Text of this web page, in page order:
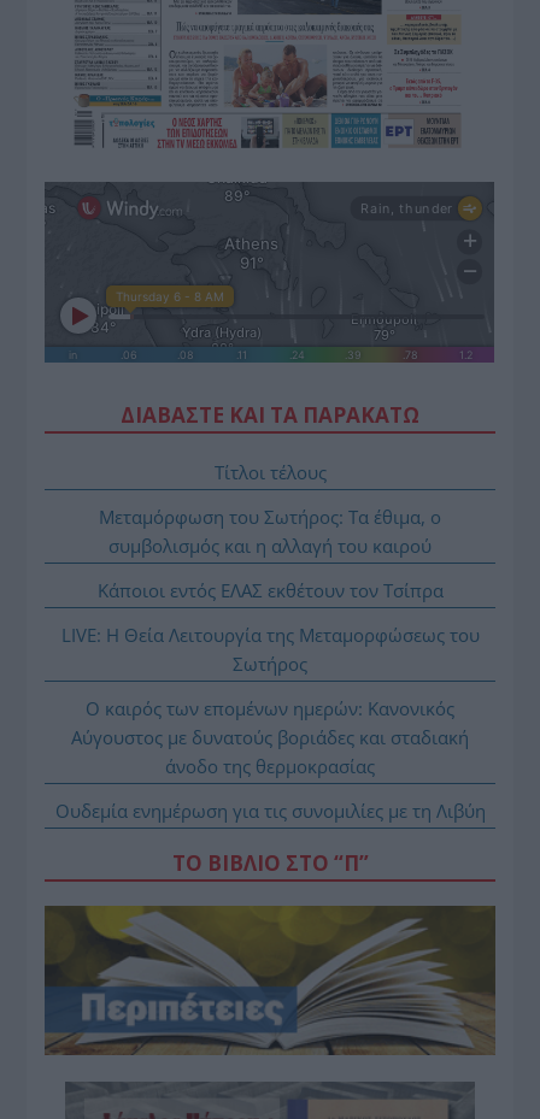
ΔΙΑΒΑΣΤΕ ΚΑΙ ΤΑ ΠΑΡΑΚΑΤΩ
Τίτλοι τέλους
Μεταμόρφωση του Σωτήρος: Τα έθιμα, ο
συμβολισμός και η αλλαγή του καιρού
Κάποιοι εντός ΕΛΑΣ εκθέτουν τον Τσίπρα
LIVE: Η Θεία Λειτουργία της Μεταμορφώσεως του
Σωτήρος
Ο καιρός των επομένων ημερών: Κανονικός
Αύγουστος με δυνατούς βοριάδες και σταδιακή
άνοδο της θερμοκρασίας
Ουδεμία ενημέρωση για τις συνομιλίες με τη Λιβύη
ΤΟ ΒΙΒΛΙΟ ΣΤΟ “Π”